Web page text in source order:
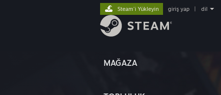
MAĞAZA
Steam'i Yükleyin giriş yap dil